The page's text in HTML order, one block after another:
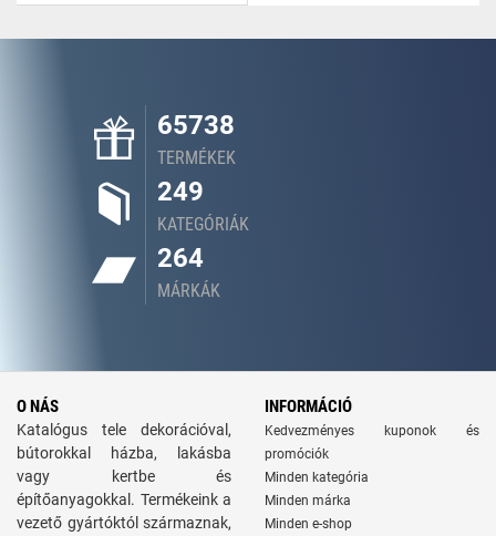
65738
TERMÉKEK
249
KATEGÓRIÁK
264
MÁRKÁK
O NÁS
Katalógus tele dekorációval,
bútorokkal házba, lakásba
vagy kertbe és
építőanyagokkal. Termékeink a
vezető gyártóktól származnak,
INFORMÁCIÓ
Kedvezményes kuponok és
promóciók
Minden kategória
Minden márka
Minden e-shop